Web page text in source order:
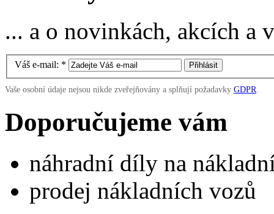
... a o novinkách, akcích
Váš e-mail: *
Vaše osobní údaje nejsou nikde zveřejňovány a splňují požadavky GDPR.
Doporučujeme vám
náhradní díly na
prodej nákladních vozů